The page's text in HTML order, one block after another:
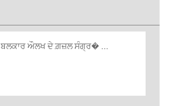
ਬਲਕਾਰ ਔਲਖ ਦੇ ਗ਼ਜ਼ਲ ਸੰਗ੍ਰ� ...